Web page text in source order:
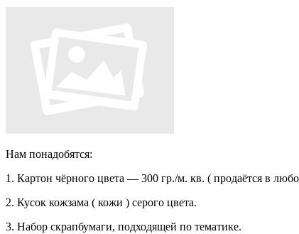
Нам понадобятся:
1. Картон чёрного цвета — 300 гр./м. кв. ( продаётся в
2. Кусок кожзама ( кожи ) серого цвета.
3. Набор скрапбумаги, подходящей по тематике.